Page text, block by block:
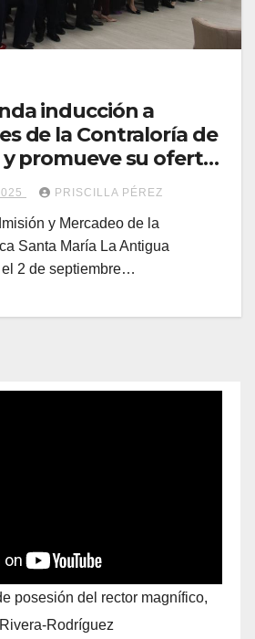
inducción a
de la Contraloría de
y promueve su oferta
PRISCILLA PÉREZ
y Mercadeo de la
Santa María La Antigua
2 de septiembre…
posesión del rector magnífico,
Rodríguez